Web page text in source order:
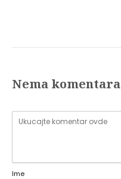
Nema komentara
Ime